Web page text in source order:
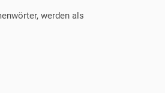
werden als